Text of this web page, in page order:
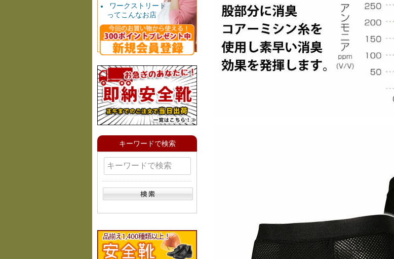
ワークストリート
ってこんなお店
キーワードで検索